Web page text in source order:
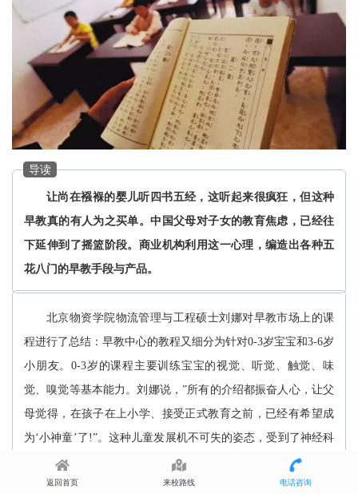
导读
让尚在襁褓的婴儿听四书五经，这听起来很疯狂，但这种
早教真的有人为之买单。中国父母对子女的教育焦虑，已经往
下延伸到了摇篮阶段。商业机构利用这一心理，编造出各种五
花八门的早教手段与产品。
北京物资学院物流管理与工程硕士刘娜对早教市场上的课
程进行了总结：早教中心的教程又细分为针对0-3岁宝宝和3-6岁
小朋友。0-3岁的课程主要训练宝宝的视觉、听觉、触觉、味
觉、嗅觉等基本能力。刘娜说，”所有的介绍都振奋人心，让父
母觉得，在孩子在上小学、接受正式教育之前，已经有希望成
为‘小神童’了!”。这种儿童发展机不可失的姿态，受到了神经科
学家的尖锐批评。斯坦福大学教授Carla
Shatz认为，一些针对孩子的学习产品，没有足够的证据去支持
返回首页 来校路线 电话咨询